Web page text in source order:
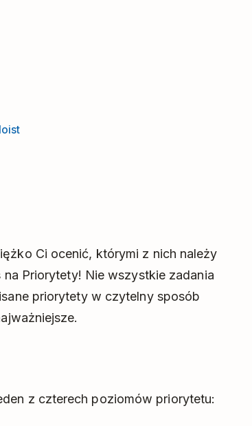
Ci ocenić, którymi z nich należy
Priorytety! Nie wszystkie zadania
priorytety w czytelny sposób
z czterech poziomów priorytetu: